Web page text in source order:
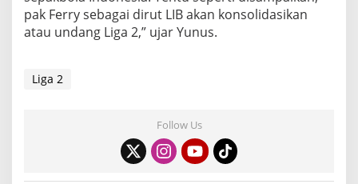
pak Ferry sebagai dirut LIB akan konsolidasikan
atau undang Liga 2,” ujar Yunus.
Liga 2
Follow Us